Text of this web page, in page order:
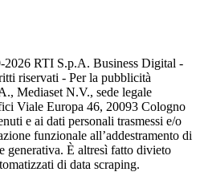
2026 RTI S.p.A. Business Digital -
riservati - Per la pubblicità
Mediaset N.V., sede legale
Viale Europa 46, 20093 Cologno
e ai dati personali trasmessi e/o
funzionale all’addestramento di
generativa. È altresì fatto divieto
di data scraping.